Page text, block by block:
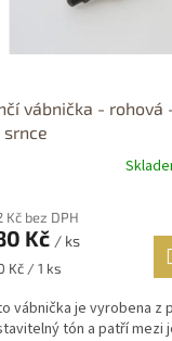
vábnička - rohová
srnce
Kč bez DPH
Kč / ks
Kč / 1 ks
vábnička je vyrobena z
tón a patří mezi